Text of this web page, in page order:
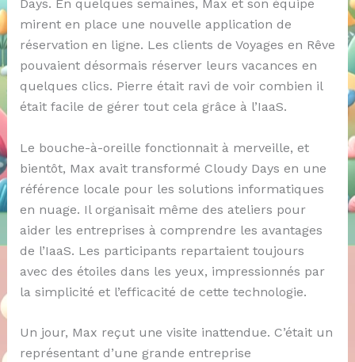
Days. En quelques semaines, Max et son équipe
mirent en place une nouvelle application de
réservation en ligne. Les clients de Voyages en Rêve
pouvaient désormais réserver leurs vacances en
quelques clics. Pierre était ravi de voir combien il
était facile de gérer tout cela grâce à l’IaaS.
Le bouche-à-oreille fonctionnait à merveille, et
bientôt, Max avait transformé Cloudy Days en une
référence locale pour les solutions informatiques
en nuage. Il organisait même des ateliers pour
aider les entreprises à comprendre les avantages
de l’IaaS. Les participants repartaient toujours
avec des étoiles dans les yeux, impressionnés par
la simplicité et l’efficacité de cette technologie.
Un jour, Max reçut une visite inattendue. C’était un
représentant d’une grande entreprise